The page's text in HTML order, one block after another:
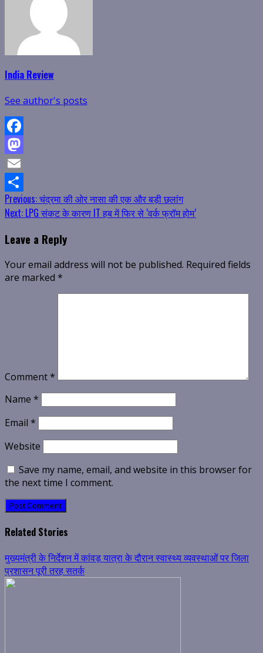
India Review
See author's posts
Facebook
Mastodon
Email
Share
Continue
Reading
Previous:चंद्रमा की ओर नासा की एक और बड़ी छलांग
Next: LPG संकट के कारण IT हब में फिर से ‘वर्क फ्रॉम होम’
Leave a Reply
Your email address will not be published. Required fields
are marked *
Comment*
Name *
Email *
Website
Save my name, email, and website in this browser for
the next time I comment.
Related Stories
मुख्यमंत्री के निर्देशन में कांवड़ यात्रा के दौरान स्वास्थ्य व्यवस्थाओं पर जिला
प्रशासन पूरी तरह सतर्क